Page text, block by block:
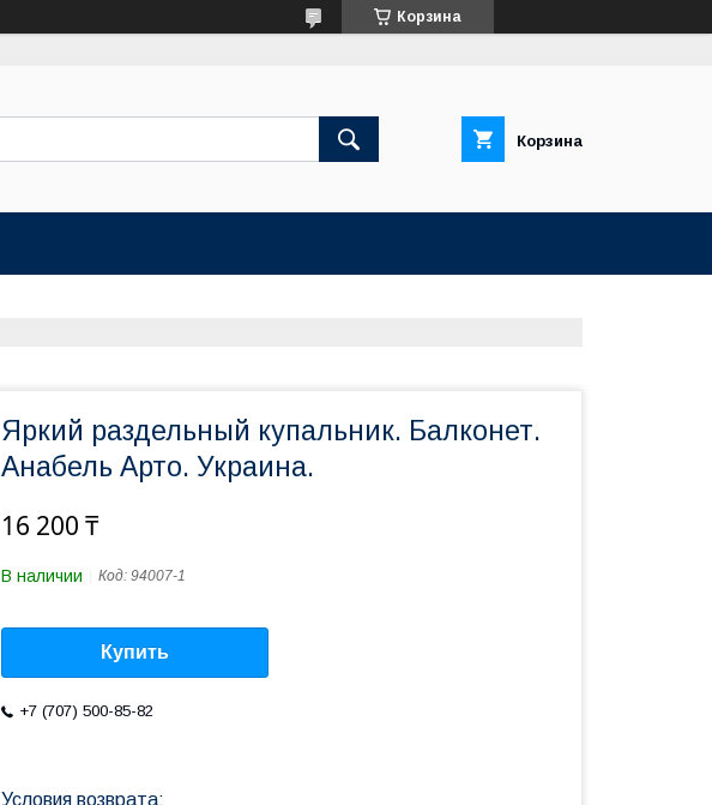
Корзина
Корзина
Яркий раздельный купальник. Балконет.
Анабель Арто. Украина.
16 200 ₸
В наличии Код: 94007-1
Купить
+7 (707) 500-85-82